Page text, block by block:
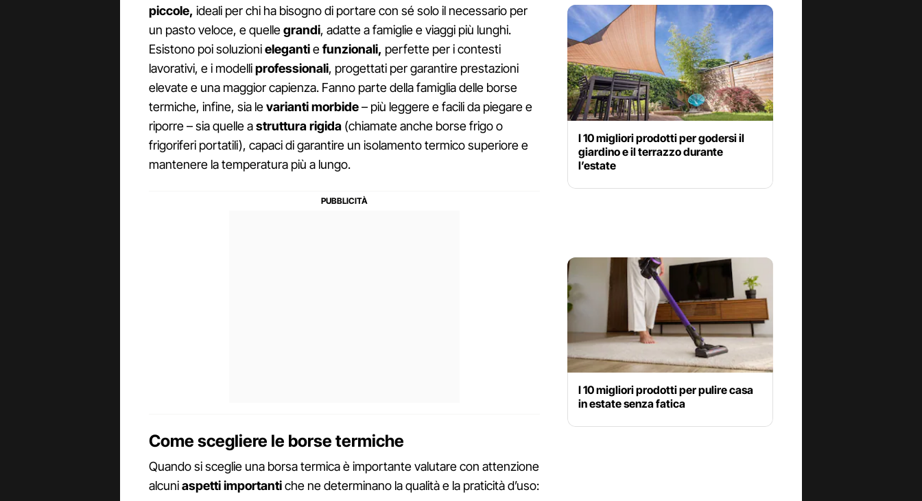
piccole, ideali per chi ha bisogno di portare con sé solo il necessario per
un pasto veloce, e quellegrandi, adatte a famiglie e viaggi più lunghi.
Esistono poi soluzionielegantiefunzionali, perfette per i contesti
lavorativi, e i modelliprofessionali, progettati per garantire prestazioni
elevate e una maggior capienza. Fanno parte della famiglia delle borse
termiche, infine, sia levarianti morbide– più leggere e facili da piegare e
riporre – sia quelle astruttura rigida (chiamate anche borse frigo o
frigoriferi portatili), capaci di garantire un isolamento termico superiore e
mantenere la temperatura più a lungo.
Come scegliere le borse termiche
Quando si sceglie una borsa termica è importante valutare con attenzione
alcuniaspetti importantiche ne determinano la qualità e la praticità d’uso:
I 10 migliori prodotti per godersi il
giardino e il terrazzo durante
l’estate
I 10 migliori prodotti per pulire casa
in estate senza fatica